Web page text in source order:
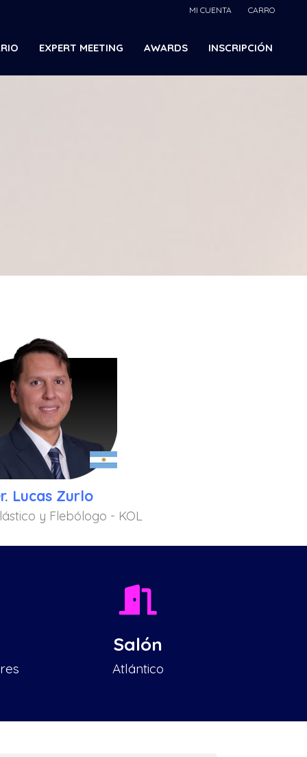
MI CUENTA CARRO
EXPERT MEETING AWARDS INSCRIPCIÓN
Lucas Zurlo
y Flebólogo - KOL

Salón
Atlántico